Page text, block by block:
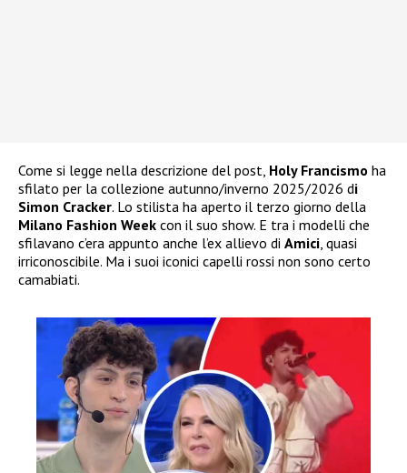
Come si legge nella descrizione del post, Holy Francismo ha
sfilato per la collezione autunno/inverno 2025/2026 di
Simon Cracker. Lo stilista ha aperto il terzo giorno della
Milano Fashion Week con il suo show. E tra i modelli che
sfilavano c’era appunto anche l’ex allievo di Amici, quasi
irriconoscibile. Ma i suoi iconici capelli rossi non sono certo
camabiati.